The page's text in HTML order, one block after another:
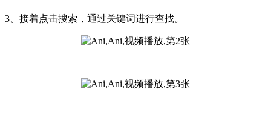
3、接着点击搜索，通过关键词进行查找。